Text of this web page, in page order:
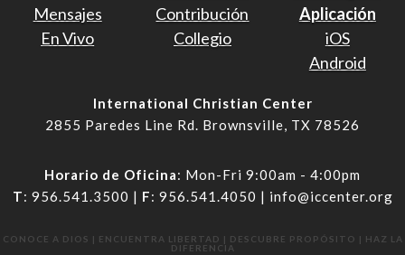
Mensajes
En Vivo
Contribución
Collegio
Aplicación
iOS
Android
International Christian Center
2855 Paredes Line Rd. Brownsville, TX 78526
Horario de Oficina: Mon-Fri 9:00am - 4:00pm
T: 956.541.3500 | F: 956.541.4050 | info@iccenter.org
CONOCE A DIOS | ENCUENTRA LIBERTAD | DESCUBRE PROPÓSITO | HAZ LA
DIFERENCIA